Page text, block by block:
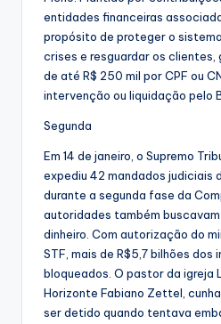
entidades financeiras
propósito de proteger o
crises e resguardar os
de até R$ 250 mil por CPF ou
intervenção ou liquidação pelo
Segunda
Em 14 de janeiro, o Supremo
expediu 42 mandados judiciais
durante a segunda fase da
autoridades também
dinheiro. Com autorização do
STF, mais de R$5,7 bilhões
bloqueados. O pastor da igreja
Horizonte Fabiano Zettel,
ser detido quando tentava